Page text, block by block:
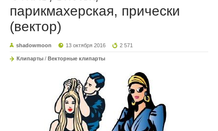
парикмахерская, прически
(вектор)
shadowmoon 13 октября 2016 2 571
Клипарты / Векторные клипарты